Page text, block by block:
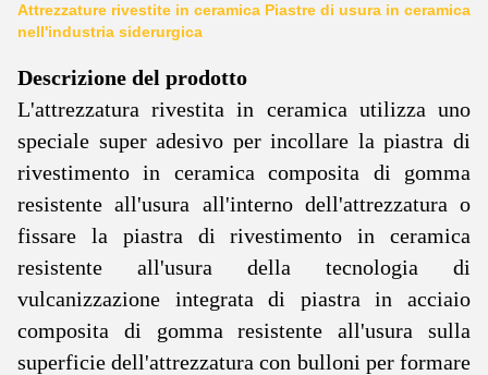
Attrezzature rivestite in ceramica Piastre di usura in ceramica
nell'industria siderurgica
Descrizione del prodotto
L'attrezzatura rivestita in ceramica utilizza uno
speciale super adesivo per incollare la piastra di
rivestimento in ceramica composita di gomma
resistente all'usura all'interno dell'attrezzatura o
fissare la piastra di rivestimento in ceramica
resistente all'usura della tecnologia di
vulcanizzazione integrata di piastra in acciaio
composita di gomma resistente all'usura sulla
superficie dell'attrezzatura con bulloni per formare